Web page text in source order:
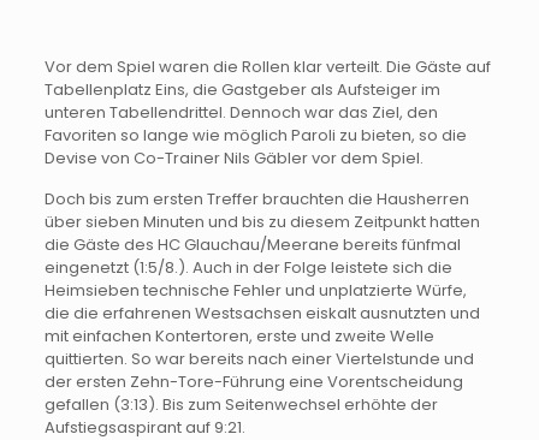
Vor dem Spiel waren die Rollen klar verteilt. Die Gäste auf
Tabellenplatz Eins, die Gastgeber als Aufsteiger im
unteren Tabellendrittel. Dennoch war das Ziel, den
Favoriten so lange wie möglich Paroli zu bieten, so die
Devise von Co-Trainer Nils Gäbler vor dem Spiel.
Doch bis zum ersten Treffer brauchten die Hausherren
über sieben Minuten und bis zu diesem Zeitpunkt hatten
die Gäste des HC Glauchau/Meerane bereits fünfmal
eingenetzt (1:5/8.). Auch in der Folge leistete sich die
Heimsieben technische Fehler und unplatzierte Würfe,
die die erfahrenen Westsachsen eiskalt ausnutzten und
mit einfachen Kontertoren, erste und zweite Welle
quittierten. So war bereits nach einer Viertelstunde und
der ersten Zehn-Tore-Führung eine Vorentscheidung
gefallen (3:13). Bis zum Seitenwechsel erhöhte der
Aufstiegsaspirant auf 9:21.